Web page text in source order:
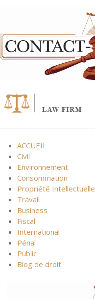
ACCUEIL
Civil
Environnement
Consommation
Propriété Intellectuelle
Travail
Business
Fiscal
International
Pénal
Public
Blog de droit